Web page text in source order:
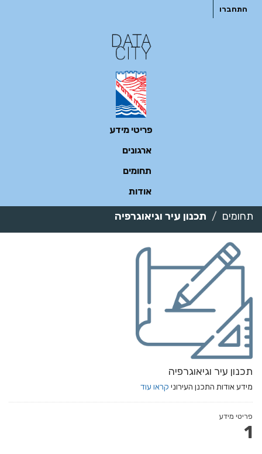
התחברו
פריטי מידע
ארגונים
תחומים
אודות
תחומים תכנון עיר וגיאוגרפיה
תכנון עיר וגיאוגרפיה
מידע אודות התכנן העירוני קראו עוד
פריטי מידע
1